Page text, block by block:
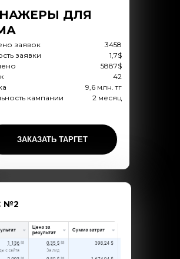
заявок
заявки
кампании
3458
1,7$
5887$
42
9,6 млн. тг
2 месяц
ДЛЯ
ЗАКАЗАТЬ ТАРГЕТ
№2